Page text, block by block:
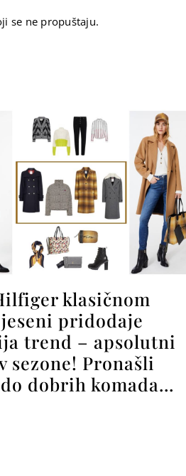
se ne propuštaju.
klasičnom
pridodaje
trend – apsolutni
sezone! Pronašli
dobrih komada…